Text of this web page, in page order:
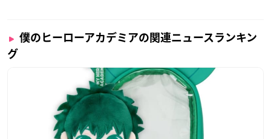
僕のヒーローアカデミアの関連ニュースランキン
グ